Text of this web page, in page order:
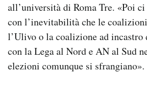
all’università di Roma Tre. «Poi
con l’inevitabilità che le
l’Ulivo o la coalizione ad incastro
con la Lega al Nord e AN al Sud
elezioni comunque si sfrangiano».